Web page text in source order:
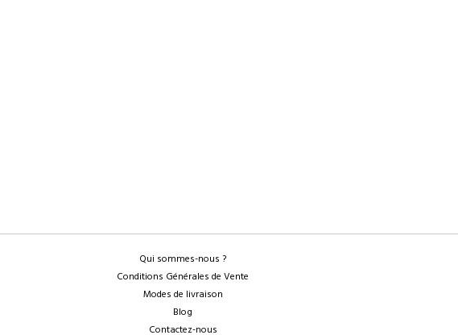
Qui sommes-nous ?
Conditions Générales de Vente
Modes de livraison
Blog
Contactez-nous